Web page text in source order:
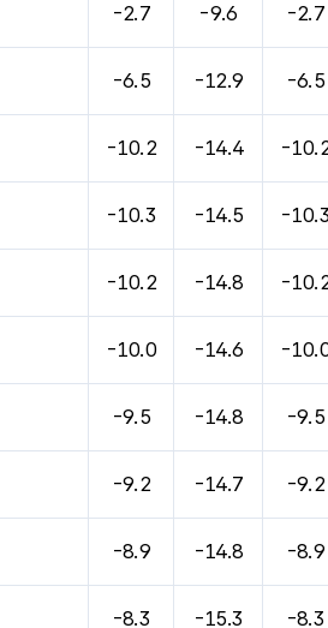
-2.7 -9.6 -2.7
-6.5 -12.9 -6.5
-10.2 -14.4 -
-10.3 -14.5 -10.3
-10.2 -14.8 -
-10.0 -14.6 -
-9.5 -14.8 -9.5
-9.2 -14.7 -9.2
-8.9 -14.8 -8.9
-8.3 -15.3 -8.3